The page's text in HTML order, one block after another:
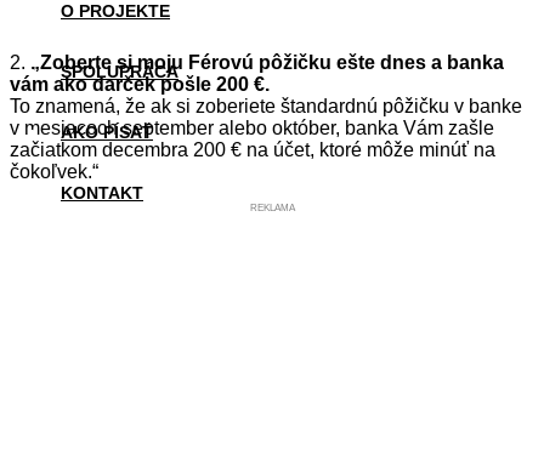
O PROJEKTE
SPOLUPRÁCA
AKO PÍSAŤ
KONTAKT
2. „Zoberte si moju Férovú pôžičku ešte dnes a banka
vám ako darček pošle 200 €.
To znamená, že ak si zoberiete štandardnú pôžičku v banke
v mesiacoch september alebo október, banka Vám zašle
začiatkom decembra 200 € na účet, ktoré môže minúť na
čokoľvek.“
REKLAMA